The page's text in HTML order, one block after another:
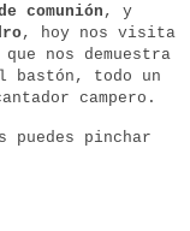
comunión , y
, hoy nos visita
nos demuestra
bastón, todo un
campero.
puedes pinchar